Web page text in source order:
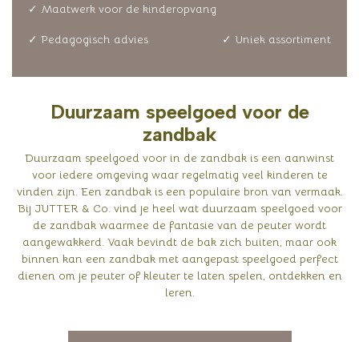
✓ Maatwerk voor de kinderopvang
✓ Pedagogisch advies ✓ Uniek assortiment
Duurzaam speelgoed voor de
zandbak
Duurzaam speelgoed voor in de zandbak is een aanwinst
voor iedere omgeving waar regelmatig veel kinderen te
vinden zijn. Een zandbak is een populaire bron van vermaak.
Bij JUTTER & Co. vind je heel wat duurzaam speelgoed voor
de zandbak waarmee de fantasie van de peuter wordt
aangewakkerd. Vaak bevindt de bak zich buiten, maar ook
binnen kan een zandbak met aangepast speelgoed perfect
dienen om je peuter of kleuter te laten spelen, ontdekken en
leren.